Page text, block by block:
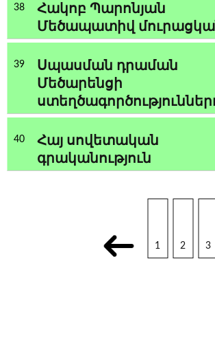
38
Հակոբ Պարոնյան
Մեծապատիվ
39
Սպասման դրաման
Մեծարենցի
40
Հայ սովետական
գրականություն
1 2 3